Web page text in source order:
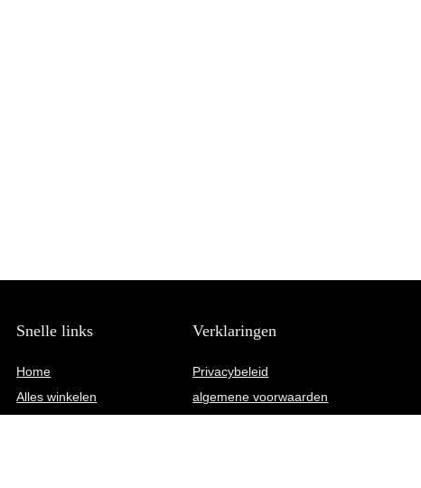
Snelle links
Home
Alles winkelen
Verklaringen
Privacybeleid
algemene voorwaarden